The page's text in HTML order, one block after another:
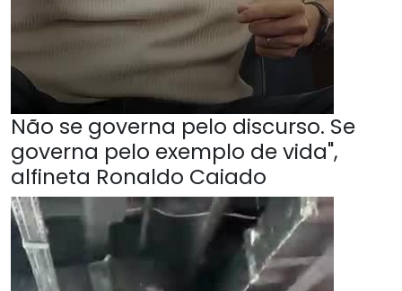
Não se governa pelo discurso. Se
governa pelo exemplo de vida",
alfineta Ronaldo Caiado